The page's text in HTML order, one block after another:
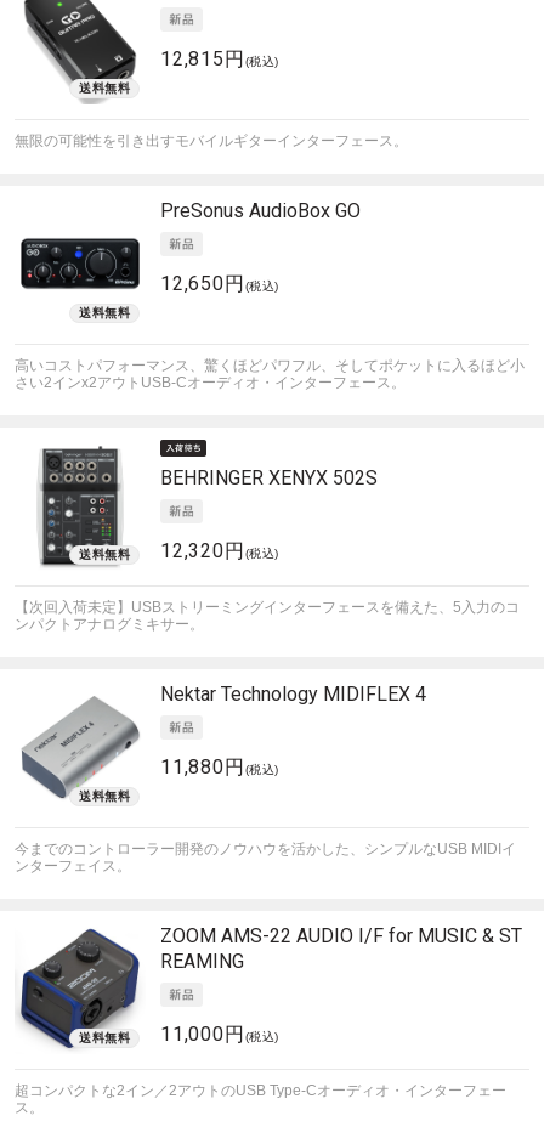
12,815円 (税込)
無限の可能性を引き出すモバイルギターインターフェース。
PreSonus AudioBox GO
12,650円 (税込)
高いコストパフォーマンス、驚くほどパワフル、そしてポケットに入るほど小
さい2インx2アウトUSB-Cオーディオ・インターフェース。
BEHRINGER XENYX 502S
12,320円 (税込)
【次回入荷未定】USBストリーミングインターフェースを備えた、5入力のコ
ンパクトアナログミキサー。
Nektar Technology MIDIFLEX 4
11,880円 (税込)
今までのコントローラー開発のノウハウを活かした、シンプルなUSB MIDIイ
ンターフェイス。
ZOOM AMS-22 AUDIO I/F for MUSIC & ST
REAMING
11,000円 (税込)
超コンパクトな2イン／2アウトのUSB Type-Cオーディオ・インターフェー
ス。